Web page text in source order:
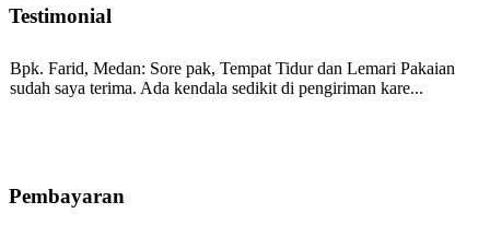
Testimonial
Bpk. Farid, Medan: Sore pak, Tempat Tidur dan Lemari Pakaian
sudah saya terima. Ada kendala sedikit di pengiriman kare...
bale2 dan kursi teras saya sudah saya terima dan p...
Pembayaran